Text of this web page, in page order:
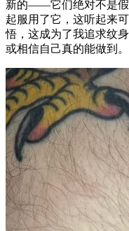
新的——它们绝对不是假
起服用了它，这听起来
悟，这成为了我追求纹
或相信自己真的能做到。